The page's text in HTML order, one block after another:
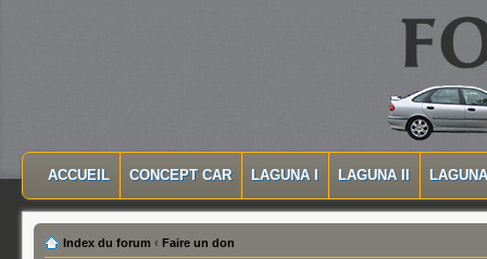
MENU PRINCIPAL
ACCUEIL CONCEPT CAR LAGUNA I LAGUNA II
Index du forum ‹ Faire un don